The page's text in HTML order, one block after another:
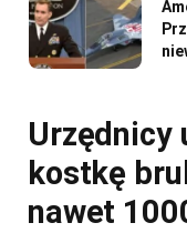
Urzędnicy
kostkę
nawet